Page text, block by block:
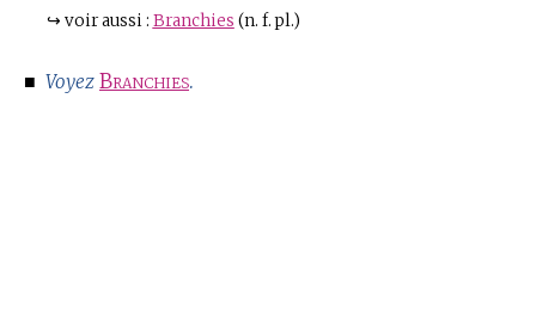
↪ voir aussi : Branchies (n. f. pl.)
■ Voyez Branchies.